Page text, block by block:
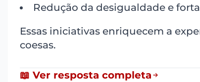
Redução da desigualdade e
Essas iniciativas enriquecem a
coesas.
📖 Ver resposta completa